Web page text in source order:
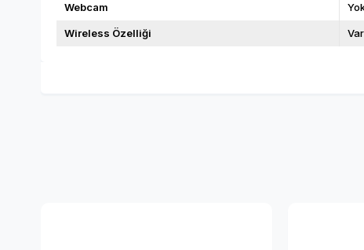
Webcam
Wireless Özelliği Var